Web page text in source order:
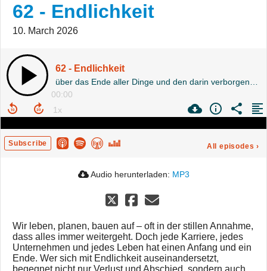
62 - Endlichkeit
10. March 2026
62 - Endlichkeit
00:00
Subscribe All episodes ›
Audio herunterladen: MP3
Wir leben, planen, bauen auf – oft in der stillen Annahme,
dass alles immer weitergeht. Doch jede Karriere, jedes
Unternehmen und jedes Leben hat einen Anfang und ein
Ende. Wer sich mit Endlichkeit auseinandersetzt,